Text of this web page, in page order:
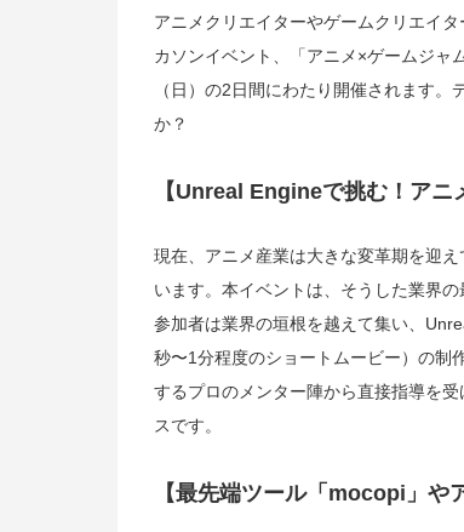
アニメクリエイターやゲームクリエイ
カソンイベント、「アニメ×ゲームジャ
（日）の2日間にわたり開催されます
か？
【Unreal Engineで挑む！アニ
現在、アニメ産業は大きな変革期を迎
います。本イベントは、そうした業界
参加者は業界の垣根を越えて集い、
秒〜1分程度のショートムービー）の制
するプロのメンター陣から直接指導を
スです。
【最先端ツール「mocopi」や